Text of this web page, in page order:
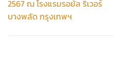
2567 ณ โรงแรมรอยัล ริเวอร์
บางพลัด กรุงเทพฯ